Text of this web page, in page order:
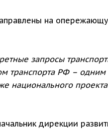
на
запросы
транспорта РФ –
национального
дирекции